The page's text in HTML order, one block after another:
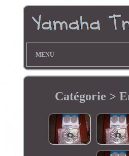
MENU
Catégorie >